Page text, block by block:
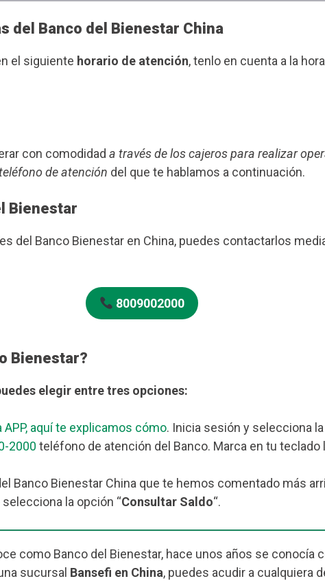
del Banco del Bienestar China
el siguiente horario de atención, tenlo en cuenta a la
con comodidad a través de los cajeros para realizar
de atención del que te hablamos a continuación.
Bienestar
del Banco Bienestar en China, puedes contactarlos
8009002000
Bienestar?
elegir entre tres opciones:
APP, aquí te explicamos cómo. Inicia sesión y selecciona
2000 teléfono de atención del Banco. Marca en tu
Banco Bienestar China que te hemos comentado más
la opción “Consultar Saldo“.
como Banco del Bienestar, hace unos años se conocía
sucursal Bansefi en China, puedes acudir a cualquiera